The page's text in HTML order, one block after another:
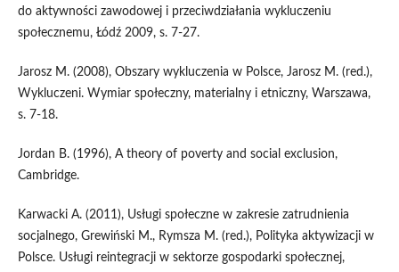
do aktywności zawodowej i przeciwdziałania wykluczeniu
społecznemu, Łódź 2009, s. 7-27.
Jarosz M. (2008), Obszary wykluczenia w Polsce, Jarosz M. (red.),
Wykluczeni. Wymiar społeczny, materialny i etniczny, Warszawa,
s. 7-18.
Jordan B. (1996), A theory of poverty and social exclusion,
Cambridge.
Karwacki A. (2011), Usługi społeczne w zakresie zatrudnienia
socjalnego, Grewiński M., Rymsza M. (red.), Polityka aktywizacji w
Polsce. Usługi reintegracji w sektorze gospodarki społecznej,